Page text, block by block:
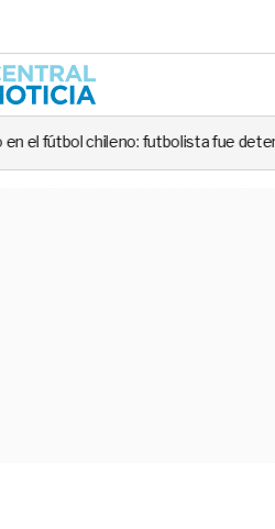
Central
fue detenido tras casi atropellar